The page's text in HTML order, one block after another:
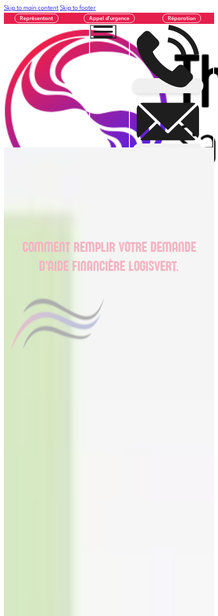
Skip to main content Skip to footer
Représentant Appel d'urgence Réparation
COMMENT REMPLIR VOTRE DEMANDE
D’AIDE FINANCIÈRE LOGISVERT.